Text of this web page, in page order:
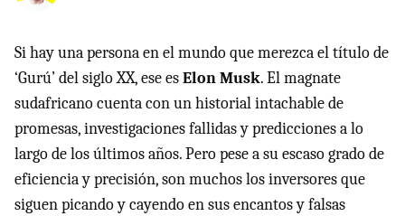
Si hay una persona en el mundo que merezca el título de
‘Gurú’ del siglo XX, ese esElon Musk. El magnate
sudafricano cuenta con un historial intachable de
promesas, investigaciones fallidas y predicciones a lo
largo de los últimos años. Pero pese a su escaso grado de
eficiencia y precisión, son muchos los inversores que
siguen picando y cayendo en sus encantos y falsas